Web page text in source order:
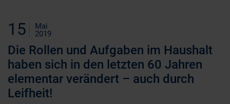
15
Mai
2019
Die Rollen und Aufgaben im Haushalt
haben sich in den letzten 60 Jahren
elementar verändert – auch durch
Leifheit!